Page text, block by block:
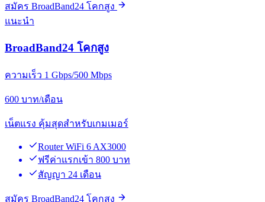
สมัคร BroadBand24 โคกสูง
แนะนำ
BroadBand24 โคกสูง
ความเร็ว 1 Gbps/500 Mbps
600 บาท/เดือน
เน็ตแรง คุ้มสุดสำหรับเกมเมอร์
Router WiFi 6 AX3000
ฟรีค่าแรกเข้า 800 บาท
สัญญา 24 เดือน
สมัคร BroadBand24 โคกสูง